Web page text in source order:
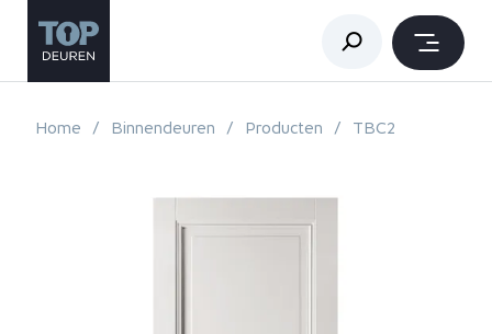
Home Binnendeuren Producten TBC2